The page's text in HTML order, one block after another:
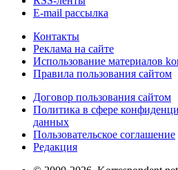
E-mail рассылка
Контакты
Реклама на сайте
Использование материалов
Правила пользования сайтом
Договор пользования сайтом
Политика в сфере
данных
Пользовательское соглашение
Редакция